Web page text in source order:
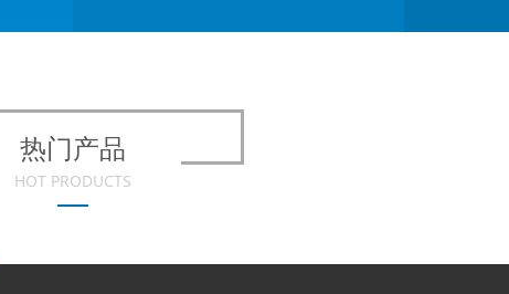
热门产品
HOT PRODUCTS